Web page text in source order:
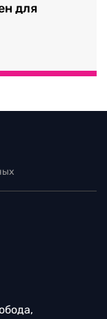
для